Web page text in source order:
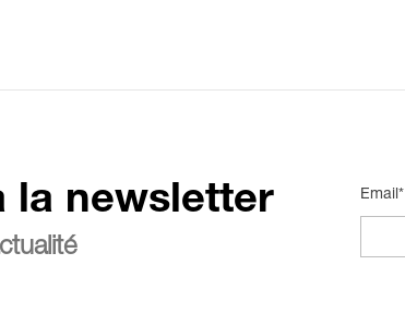
la newsletter Email*